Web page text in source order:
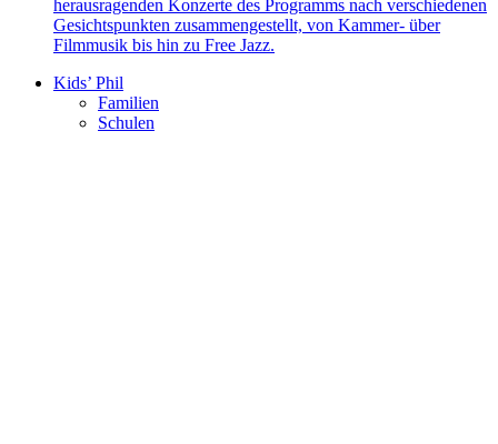
herausragenden Konzerte des Programms nach verschiedenen
Gesichtspunkten zusammengestellt, von Kammer- über
Filmmusik bis hin zu Free Jazz.
Kids’ Phil
Familien
Schulen